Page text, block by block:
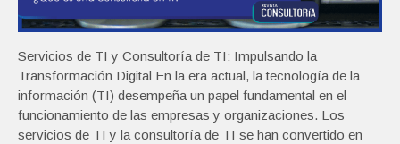
Servicios de TI y Consultoría de TI: Impulsando la
Transformación Digital En la era actual, la tecnología de la
información (TI) desempeña un papel fundamental en el
funcionamiento de las empresas y organizaciones. Los
servicios de TI y la consultoría de TI se han convertido en